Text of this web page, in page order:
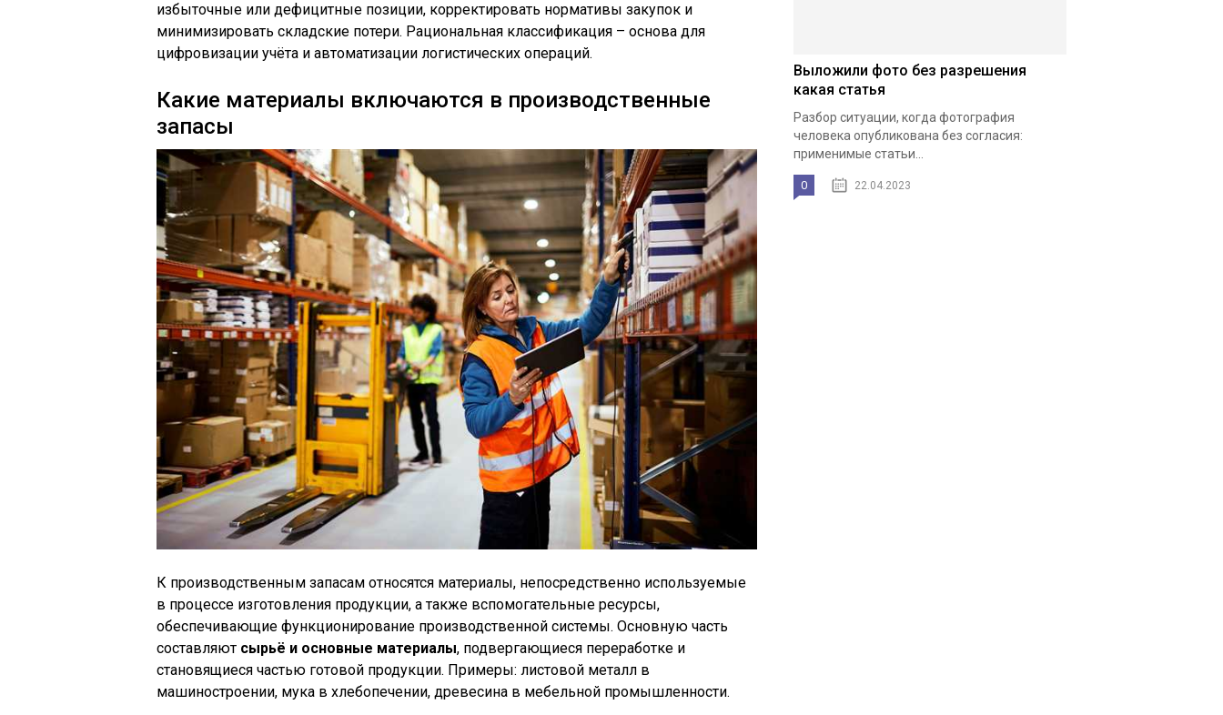
избыточные или дефицитные позиции, корректировать нормативы закупок и
минимизировать складские потери. Рациональная классификация – основа для
цифровизации учёта и автоматизации логистических операций.
Какие материалы включаются в производственные
запасы
К производственным запасам относятся материалы, непосредственно используемые
в процессе изготовления продукции, а также вспомогательные ресурсы,
обеспечивающие функционирование производственной системы. Основную часть
составляют сырьё и основные материалы, подвергающиеся переработке и
становящиеся частью готовой продукции. Примеры: листовой металл в
машиностроении, мука в хлебопечении, древесина в мебельной промышленности.
Выложили фото без разрешения
какая статья
Разбор ситуации, когда фотография
человека опубликована без согласия:
применимые статьи...
0 22.04.2023